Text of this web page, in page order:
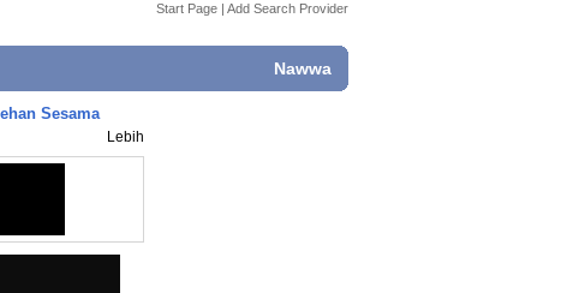
Start Page | Add Search Provider
Nawwa
Sesama
Lebih